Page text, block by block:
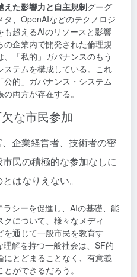
えた影響力と自主規制グーグ
タ、OpenAIなどのテクノロジ
も超えるAIのリソースと影響
の企業内で開発された倫理規
「私的」ガバナンスのもう
ステムを構成している。これ
公的」ガバナンス・システム
両方が存在する。
な市民参加
企業経営者、技術者の密
民の積極的な参加なしに
はなりえない。
ラシーを促進し、AIの基礎、能
について、様々なメディ
を通じて一般市民を教育す
理解を持つ一般社会は、SF的
にとどまることなく、有意義
ができるだろう。